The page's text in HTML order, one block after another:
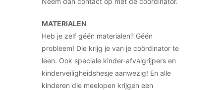
MATERIALEN
Heb je zelf géén materialen? Géén
probleem! Die krijg je van je coördinator te
leen. Ook speciale kinder-afvalgrijpers en
kinderveiligheidshesje aanwezig! En alle
kinderen die meelopen krijgen een